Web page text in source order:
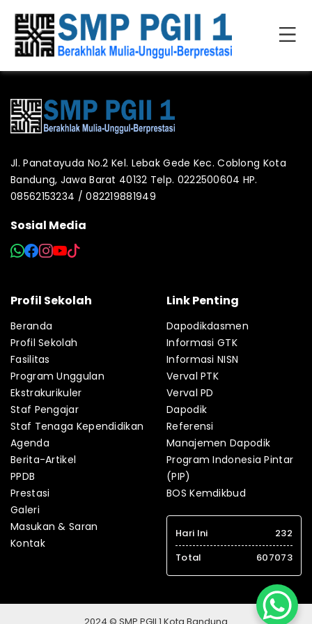
Jl. Panatayuda No.2 Kel. Lebak Gede Kec. Coblong Kota
Bandung, Jawa Barat 40132 Telp. 0222500604 HP.
08562153234 / 082219881949
Sosial Media
Profil Sekolah
Beranda
Profil Sekolah
Fasilitas
Program Unggulan
Ekstrakurikuler
Staf Pengajar
Staf Tenaga Kependidikan
Agenda
Berita-Artikel
PPDB
Prestasi
Galeri
Masukan & Saran
Kontak
Link Penting
Dapodikdasmen
Informasi GTK
Informasi NISN
Verval PTK
Verval PD
Dapodik
Referensi
Manajemen Dapodik
Program Indonesia Pintar
(PIP)
BOS Kemdikbud
Hari Ini
232
Total
607073